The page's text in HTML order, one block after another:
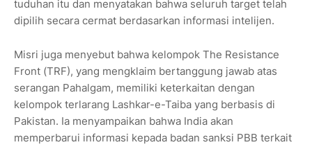
tuduhan itu dan menyatakan bahwa seluruh target telah
dipilih secara cermat berdasarkan informasi intelijen.
Misri juga menyebut bahwa kelompok The Resistance
Front (TRF), yang mengklaim bertanggung jawab atas
serangan Pahalgam, memiliki keterkaitan dengan
kelompok terlarang Lashkar-e-Taiba yang berbasis di
Pakistan. Ia menyampaikan bahwa India akan
memperbarui informasi kepada badan sanksi PBB terkait